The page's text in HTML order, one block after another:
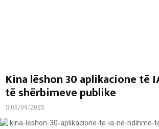
Kina lëshon 30 aplikacione të
të shërbimeve publike
05/09/2025